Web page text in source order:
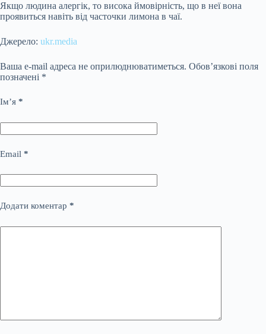
Якщо людина алергік, то висока ймовірність, що в неї вона
проявиться навіть від часточки лимона в чаї.
Джерело: ukr.media
Ваша e-mail адреса не оприлюднюватиметься. Обов’язкові поля
позначені *
Ім’я *
Email *
Додати коментар *